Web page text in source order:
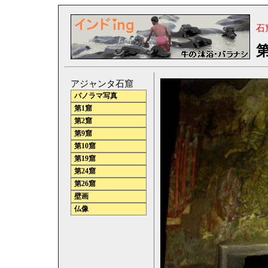
石
アジャンタ石窟
パノラマ写真
第1窟
第2窟
第9窟
第10窟
第19窟
第24窟
第26窟
壁画
仏像